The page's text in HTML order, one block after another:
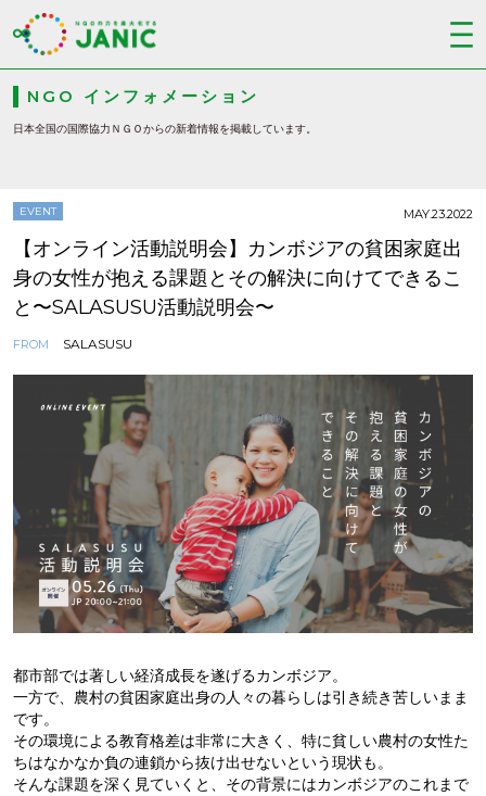
NGO インフォメーション
日本全国の国際協力ＮＧＯからの新着情報を掲載しています。
EVENT
【オンライン活動説明会】カンボジアの貧困家庭出
身の女性が抱える課題とその解決に向けてできるこ
と〜SALASUSU活動説明会〜
FROM SALASUSU
MAY.23.2022
都市部では著しい経済成長を遂げるカンボジア。
一方で、農村の貧困家庭出身の人々の暮らしは引き続き苦しいまま
です。
その環境による教育格差は非常に大きく、特に貧しい農村の女性た
ちはなかなか負の連鎖から抜け出せないという現状も。
そんな課題を深く見ていくと、その背景にはカンボジアのこれまで